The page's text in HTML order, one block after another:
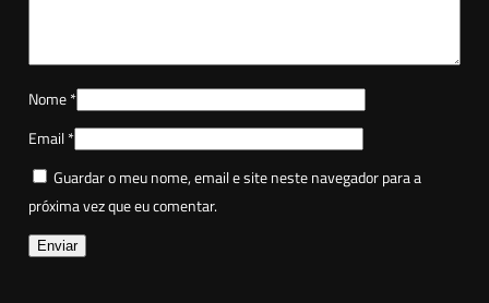
W
Nome*
Email*
Guardar o meu nome, email e site neste navegador para a
próxima vez que eu comentar.